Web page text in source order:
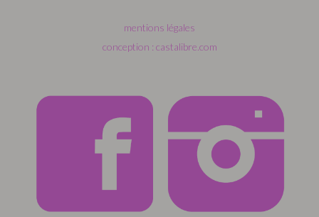
mentions légales
conception : castalibre.com